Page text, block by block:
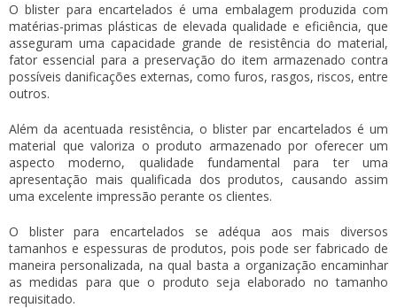
Oblister para encartelados é uma embalagem produzida com
matérias-primas plásticas de elevada qualidade e eficiência, que
asseguram uma capacidade grande de resistência do material,
fator essencial para a preservação do item armazenado contra
possíveis danificações externas, como furos, rasgos, riscos, entre
outros.
Além da acentuada resistência, o blister par encartelados é um
material que valoriza o produto armazenado por oferecer um
aspecto moderno, qualidade fundamental para ter uma
apresentação mais qualificada dos produtos, causando assim
uma excelente impressão perante os clientes.
O blister para encartelados se adéqua aos mais diversos
tamanhos e espessuras de produtos, pois pode ser fabricado de
maneira personalizada, na qual basta a organização encaminhar
as medidas para que o produto seja elaborado no tamanho
requisitado.